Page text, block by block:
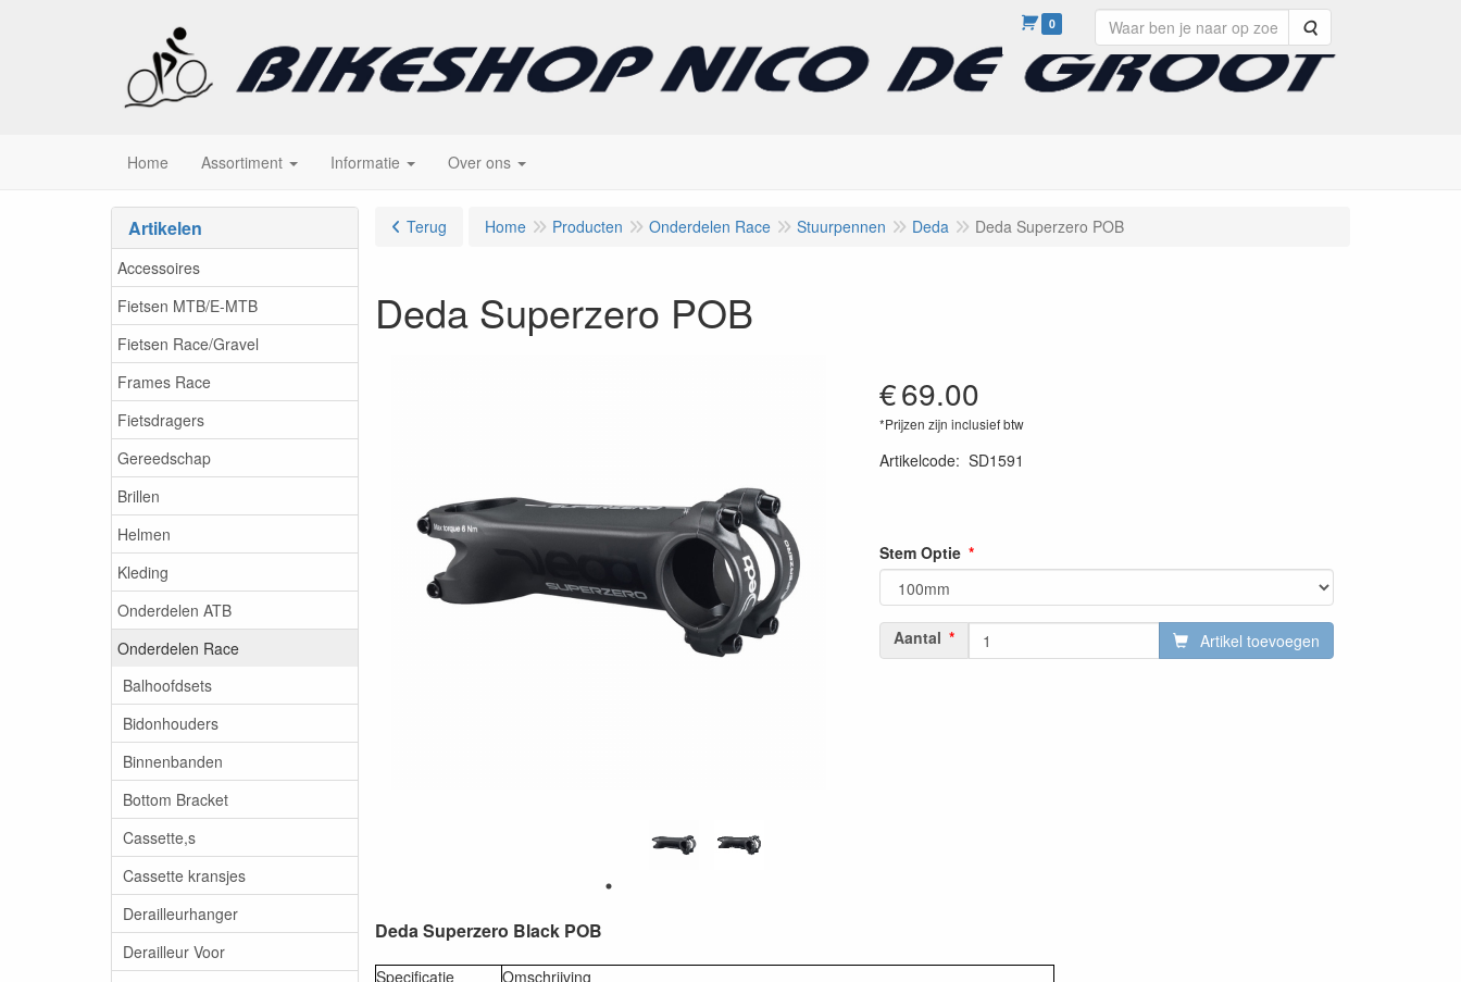
0 Zoeken
Home Assortiment Informatie Over ons
Artikelen
Accessoires
Fietsen MTB/E-MTB
Fietsen Race/Gravel
Frames Race
Fietsdragers
Gereedschap
Brillen
Helmen
Kleding
Onderdelen ATB
Onderdelen Race
Balhoofdsets
Bidonhouders
Binnenbanden
Bottom Bracket
Cassette,s
Cassette kransjes
Derailleurhanger
Derailleur Voor
Terug Home Producten Onderdelen Race Stuurpennen Deda Deda Superzero POB
Deda Superzero POB
€69.00
*Prijzen zijn inclusief btw
Artikelcode: SD1591
Stem Optie
Aantal Artikel toevoegen
Deda Superzero Black POB
Specificatie
Omschrijving